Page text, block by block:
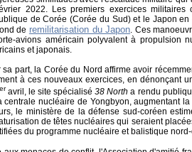
2022. Les premiers exercices
de Corée (Corée du Sud) et le Japon
de remilitarisation du Japon. Ces
avions américain polyvalent à propulsion
et japonais.
sa part, la Corée du Nord affirme avoir
à ces nouveaux exercices, en dénonçant
eravril, le site spécialisé38 North a rendu
centrale nucléaire de Yongbyon, augmentant
le ministère de la défense sud-coréen
de têtes nucléaires qui seraient
du programme nucléaire et balistique